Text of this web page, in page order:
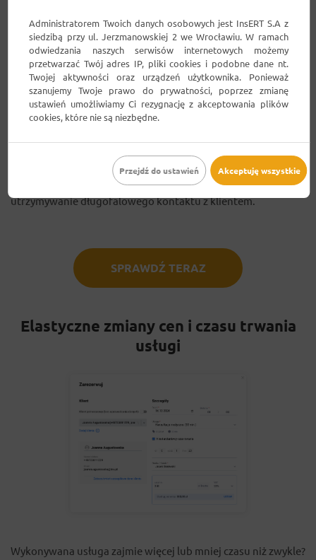
Dzięki specjalnemu mechanizmowi wysyłania SMS-ów możesz
m.in. wysyłać przypomnienia dla pracowników, prosić
klientów o potwierdzenie podanego numeru telefonu lub
wysyłać potwierdzenia rejestracji i przypomnienia o
nadchodzących wizytach.
wysyłanych do klientów po zrealizowanej rezerwacji(np.
podziękowanie za skorzystanie z usługi lub przypomnienie o
ponownym skorzystaniu z oferty). To skuteczny sposób na
utrzymywanie długofalowego kontaktu z klientem.
SPRAWDŹ TERAZ
Elastyczne zmiany cen i czasu trwania
usługi
Wykonywana usługa zajmie więcej lub mniej czasu niż zwykle?
Administratorem Twoich danych osobowych jest InsERT S.A z
siedzibą przy ul. Jerzmanowskiej 2 we Wrocławiu. W ramach
odwiedzania naszych serwisów internetowych możemy
przetwarzać Twój adres IP, pliki cookies i podobne dane nt.
Twojej aktywności oraz urządzeń użytkownika. Ponieważ
szanujemy Twoje prawo do prywatności, poprzez zmianę
ustawień umożliwiamy Ci rezygnację z akceptowania plików
cookies, które nie są niezbędne.
Przejdź do ustawień Akceptuję wszystkie